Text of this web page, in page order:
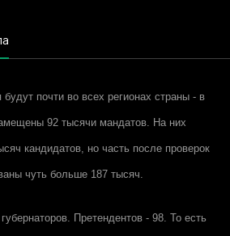
будут почти во всех регионах страны - в
92 тысячи мандатов. На них
кандидатов, но часть после проверок
чуть больше 187 тысяч.
Претендентов - 98. То есть